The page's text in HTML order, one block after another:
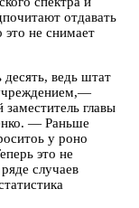
отдавать
это не снимает
ведь штат
главы
— Раньше
у роно
это не
случаев